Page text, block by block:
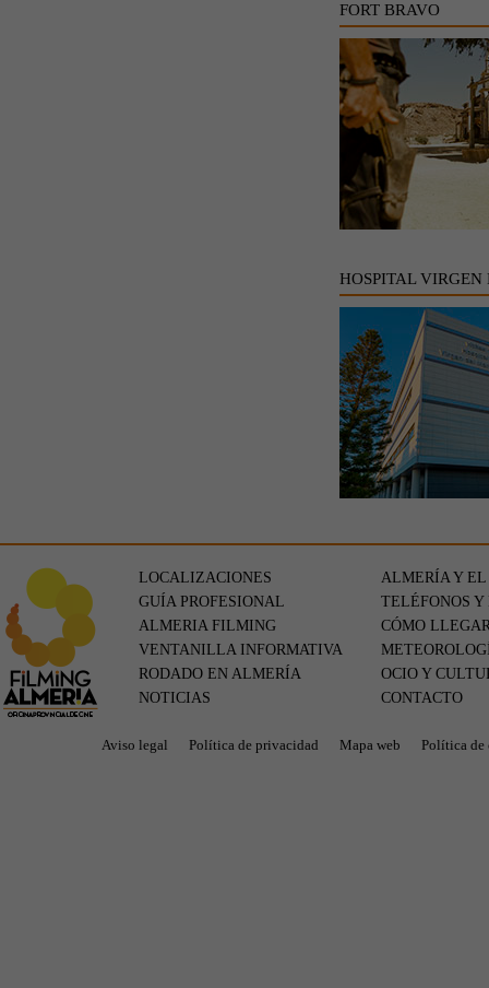
FORT BRAVO
HOSPITAL VIRGEN
LOCALIZACIONES
GUÍA PROFESIONAL
ALMERIA FILMING
VENTANILLA INFORMATIVA
RODADO EN ALMERÍA
NOTICIAS
ALMERÍA Y EL
TELÉFONOS Y
CÓMO
OCIO Y
CONTACTO
Aviso legal Política de privacidad Mapa web Política de